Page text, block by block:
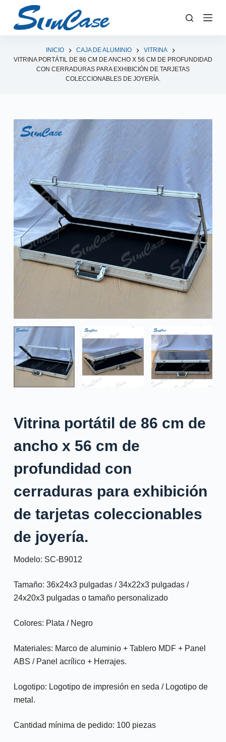
a
n
o
INICIO CAJA DE ALUMINIO
VITRINA
VITRINA PORTÁTIL DE 86 CM DE ANCHO X 56 CM DE PROFUNDIDAD
CON CERRADURAS PARA EXHIBICIÓN DE TARJETAS
COLECCIONABLES DE JOYERÍA.
Vitrina portátil de 86 cm de
ancho x 56 cm de
profundidad con
cerraduras para exhibición
de tarjetas coleccionables
de joyería.
Modelo: SC-B9012
Tamaño: 36x24x3 pulgadas / 34x22x3 pulgadas /
24x20x3 pulgadas o tamaño personalizado
Colores: Plata / Negro
Materiales: Marco de aluminio + Tablero MDF + Panel
ABS / Panel acrílico + Herrajes.
Logotipo: Logotipo de impresión en seda / Logotipo de
metal.
Cantidad mínima de pedido: 100 piezas